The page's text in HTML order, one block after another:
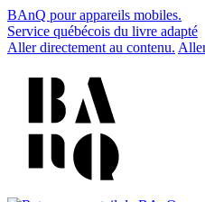
BAnQ pour appareils mobiles.
Service québécois du livre adapté
Aller directement au contenu.